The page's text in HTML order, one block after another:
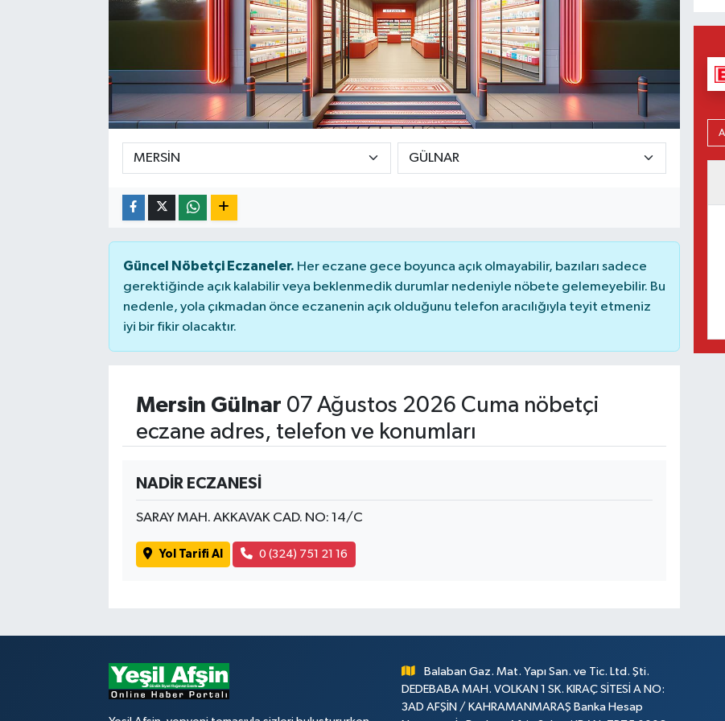
Güncel Nöbetçi Eczaneler. Her eczane gece boyunca açık olmayabilir, bazıları sadece
gerektiğinde açık kalabilir veya beklenmedik durumlar nedeniyle nöbete gelemeyebilir. Bu
nedenle, yola çıkmadan önce eczanenin açık olduğunu telefon aracılığıyla teyit etmeniz
iyi bir fikir olacaktır.
Mersin Gülnar 07 Ağustos 2026 Cuma nöbetçi
eczane adres, telefon ve konumları
NADİR ECZANESİ
SARAY MAH. AKKAVAK CAD. NO: 14/C
Yol Tarifi Al 0 (324) 751 21 16
Balaban Gaz. Mat. Yapı San. ve Tic. Ltd. Şti.
DEDEBABA MAH. VOLKAN 1 SK. KIRAÇ SİTESİ A NO:
3AD AFŞİN / KAHRAMANMARAŞ Banka Hesap